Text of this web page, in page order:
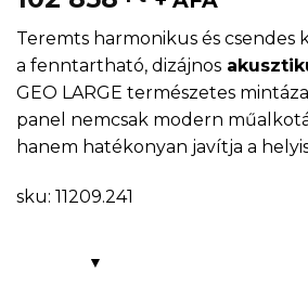
Teremts harmonikus és csendes
a fenntartható, dizájnos
GEO LARGE természetes
panel nemcsak modern
hanem hatékonyan javítja a
sku: 11209.241